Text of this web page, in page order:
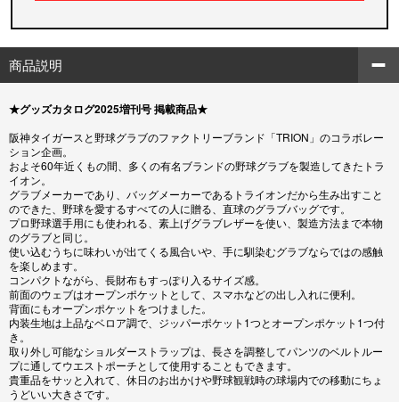
商品説明
★グッズカタログ2025増刊号 掲載商品★
阪神タイガースと野球グラブのファクトリーブランド「TRION」のコラボレー
ション企画。
およそ60年近くもの間、多くの有名ブランドの野球グラブを製造してきたトラ
イオン。
グラブメーカーであり、バッグメーカーであるトライオンだから生み出すこと
のできた、野球を愛するすべての人に贈る、直球のグラブバッグです。
プロ野球選手用にも使われる、素上げグラブレザーを使い、製造方法まで本物
のグラブと同じ。
使い込むうちに味わいが出てくる風合いや、手に馴染むグラブならではの感触
を楽しめます。
コンパクトながら、長財布もすっぽり入るサイズ感。
前面のウェブはオープンポケットとして、スマホなどの出し入れに便利。
背面にもオープンポケットをつけました。
内装生地は上品なベロア調で、ジッパーポケット1つとオープンポケット1つ付
き。
取り外し可能なショルダーストラップは、長さを調整してパンツのベルトルー
プに通してウエストポーチとして使用することもできます。
貴重品をサッと入れて、休日のお出かけや野球観戦時の球場内での移動にちょ
うどいい大きさです。